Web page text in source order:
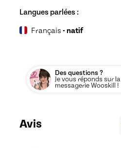
Langues parlées :
Français - natif
Des questions ?
Je vous réponds sur la
messagerie Wooskill !
Avis